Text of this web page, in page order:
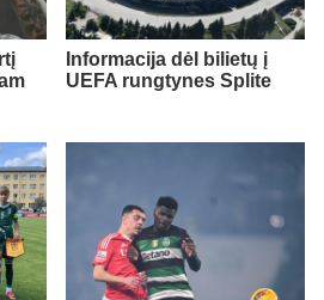
Informacija dėl bilietų į
UEFA rungtynes Splite